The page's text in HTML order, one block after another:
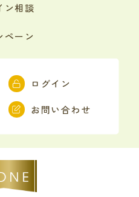
ン相談
ペーン
ログイン
お問い合わせ